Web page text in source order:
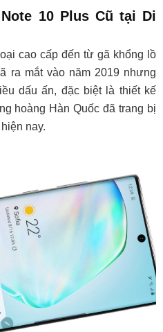
10 Plus Cũ tại Di
cao cấp đến từ gã khổng lồ
ra mắt vào năm 2019 nhưng
dấu ấn, đặc biệt là thiết kế
hoàng Hàn Quốc đã trang bị
nay.